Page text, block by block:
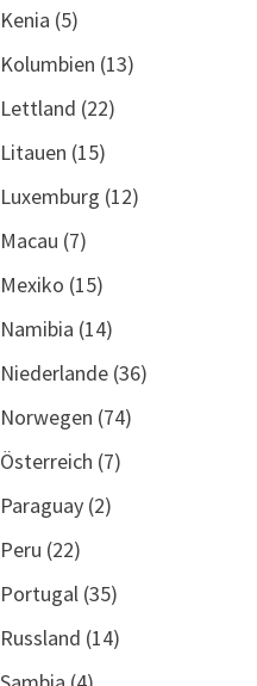
Kenia (5)
Kolumbien (13)
Lettland (22)
Litauen (15)
Luxemburg (12)
Macau (7)
Mexiko (15)
Namibia (14)
Niederlande(36)
Norwegen (74)
Österreich (7)
Paraguay(2)
Peru (22)
Portugal(35)
Russland (14)